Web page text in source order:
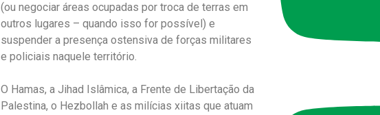
(ou negociar áreas ocupadas por troca de terras em
outros lugares – quando isso for possível) e
suspender a presença ostensiva de forças militares
e policiais naquele território.
O Hamas, a Jihad Islâmica, a Frente de Libertação da
Palestina, o Hezbollah e as milícias xiitas que atuam